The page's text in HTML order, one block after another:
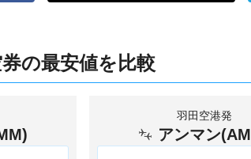
の最安値を比較
羽田空港発
アンマン